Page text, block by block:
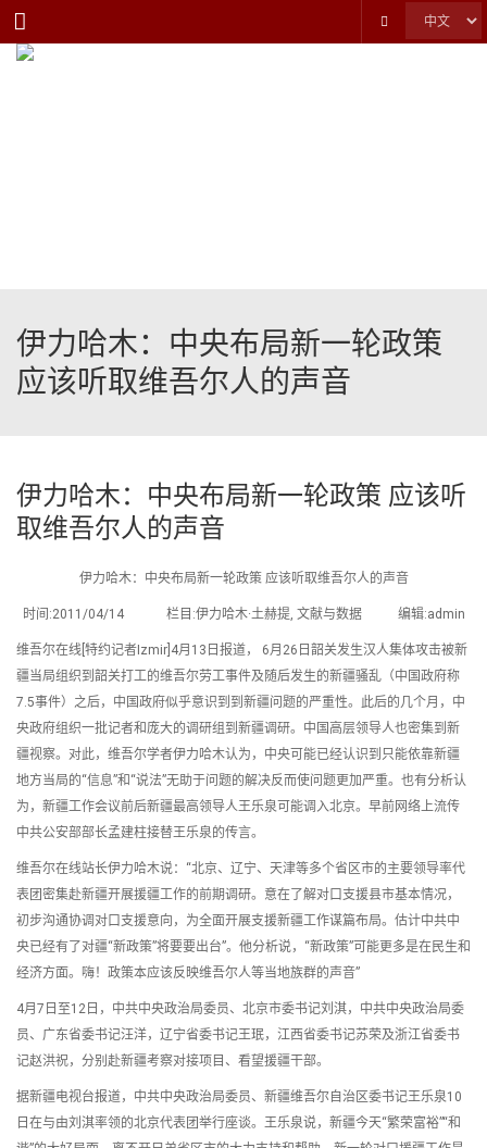
Menu
伊力哈木：中央布局新一轮政策
应该听取维吾尔人的声音
伊力哈木：中央布局新一轮政策 应该听
取维吾尔人的声音
伊力哈木：中央布局新一轮政策 应该听取维吾尔人的声音
时间:2011/04/14 栏目:伊力哈木·土赫提, 文献与数据 编辑:admin
维吾尔在线[特约记者Izmir]4月13日报道， 6月26日韶关发生汉人集体攻击被新
疆当局组织到韶关打工的维吾尔劳工事件及随后发生的新疆骚乱（中国政府称
7.5事件）之后，中国政府似乎意识到到新疆问题的严重性。此后的几个月，中
央政府组织一批记者和庞大的调研组到新疆调研。中国高层领导人也密集到新
疆视察。对此，维吾尔学者伊力哈木认为，中央可能已经认识到只能依靠新疆
地方当局的“信息”和“说法”无助于问题的解决反而使问题更加严重。也有分析认
为，新疆工作会议前后新疆最高领导人王乐泉可能调入北京。早前网络上流传
中共公安部部长孟建柱接替王乐泉的传言。
维吾尔在线站长伊力哈木说：“北京、辽宁、天津等多个省区市的主要领导率代
表团密集赴新疆开展援疆工作的前期调研。意在了解对口支援县市基本情况，
初步沟通协调对口支援意向，为全面开展支援新疆工作谋篇布局。估计中共中
央已经有了对疆“新政策”将要要出台”。他分析说，“新政策”可能更多是在民生和
经济方面。嗨！政策本应该反映维吾尔人等当地族群的声音”
4月7日至12日，中共中央政治局委员、北京市委书记刘淇，中共中央政治局委
员、广东省委书记汪洋，辽宁省委书记王珉，江西省委书记苏荣及浙江省委书
记赵洪祝，分别赴新疆考察对接项目、看望援疆干部。
据新疆电视台报道，中共中央政治局委员、新疆维吾尔自治区委书记王乐泉10
日在与由刘淇率领的北京代表团举行座谈。王乐泉说，新疆今天“繁荣富裕”“和